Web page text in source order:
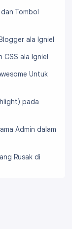
Tombol
ala Igniel
ala Igniel
Untuk
pada
Admin dalam
Rusak di